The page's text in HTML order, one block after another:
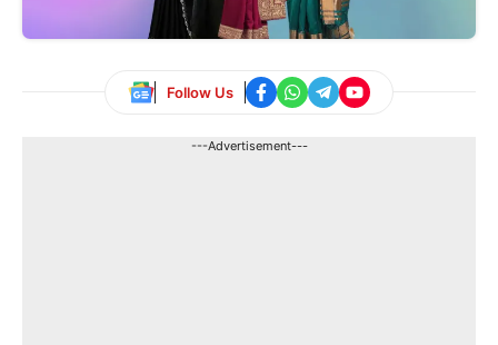
Follow Us
---Advertisement---